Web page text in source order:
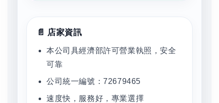
📄 店家資訊
本公司具經濟部許可營業執照，安全
可靠
公司統一編號：72679465
速度快，服務好，專業選擇